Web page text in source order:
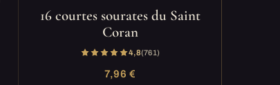
16 courtes sourates du Saint
Coran
4,8(761)
7,96 €